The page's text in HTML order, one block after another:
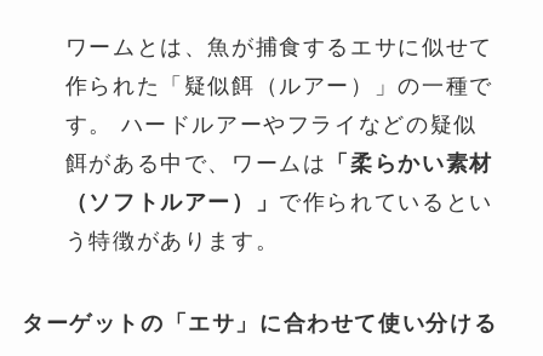
ワームとは、魚が捕食するエサに似せて
作られた「疑似餌（ルアー）」の一種で
す。 ハードルアーやフライなどの疑似
餌がある中で、ワームは 「柔らかい素材
（ソフトルアー）」 で作られているとい
う特徴があります。
ターゲットの「エサ」に合わせて使い分ける